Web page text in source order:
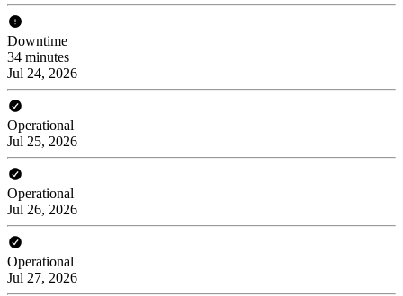
Downtime
34 minutes
Jul 24, 2026
Operational
Jul 25, 2026
Operational
Jul 26, 2026
Operational
Jul 27, 2026